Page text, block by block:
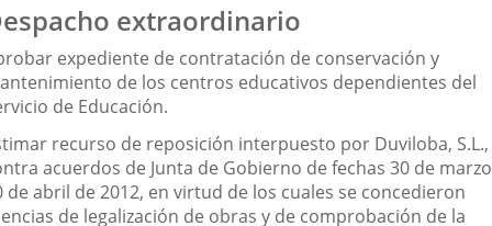
extraordinario
expediente de contratación de conservación y
de los centros educativos dependientes del
de Educación.
recurso de reposición interpuesto por Duviloba, S.L.,
acuerdos de Junta de Gobierno de fechas 30 de
de abril de 2012, en virtud de los cuales se concedieron
de legalización de obras y de comprobación de la